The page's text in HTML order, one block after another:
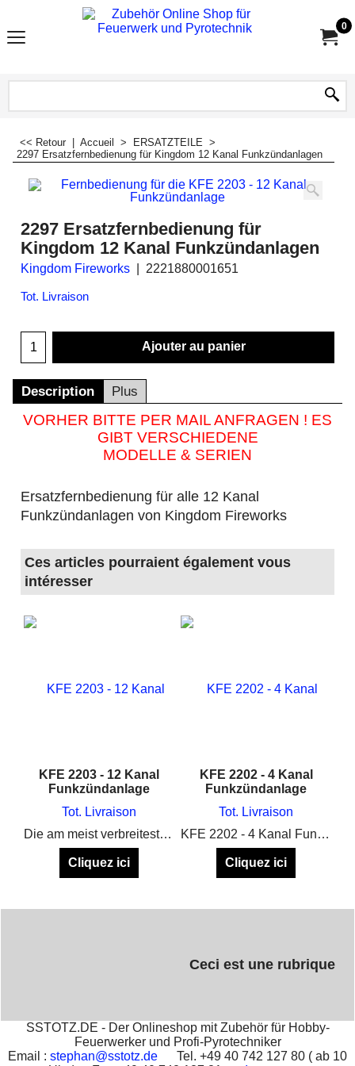
0
<< Retour Accueil > ERSATZTEILE >
2297 Ersatzfernbedienung für Kingdom 12 Kanal Funkzündanlagen
2297 Ersatzfernbedienung für
Kingdom 12 Kanal Funkzündanlagen
Kingdom Fireworks 2221880001651
Tot. Livraison
Ajouter au panier
Description Plus
VORHER BITTE PER MAIL ANFRAGEN ! ES
GIBT VERSCHIEDENE
MODELLE & SERIEN
Ersatzfernbedienung für alle 12 Kanal
Funkzündanlagen von Kingdom Fireworks
Ces articles pourraient également vous
intéresser
KFE 2203 - 12 Kanal
Funkzündanlage
Tot. Livraison
Die am meist verbreiteste Zündanlage in Europa in der aktuellsten Version
Cliquez ici
KFE 2202 - 4 Kanal
Funkzündanlage
Tot. Livraison
KFE 2202 - 4 Kanal Funkzündanlage
Cliquez ici
Ceci est une rubrique
SSTOTZ.DE - Der Onlineshop mit Zubehör für Hobby-
Feuerwerker und Profi-Pyrotechniker
Email : stephan@sstotz.de Tel. +49 40 742 127 80 ( ab 10